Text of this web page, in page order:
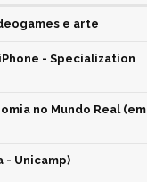
e arte
- Specialization
no Mundo Real (em
- Unicamp)